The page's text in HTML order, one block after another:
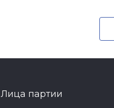
Лица партии